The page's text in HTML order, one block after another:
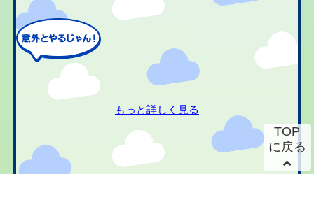
もっと詳しく見る
TOP
に戻る